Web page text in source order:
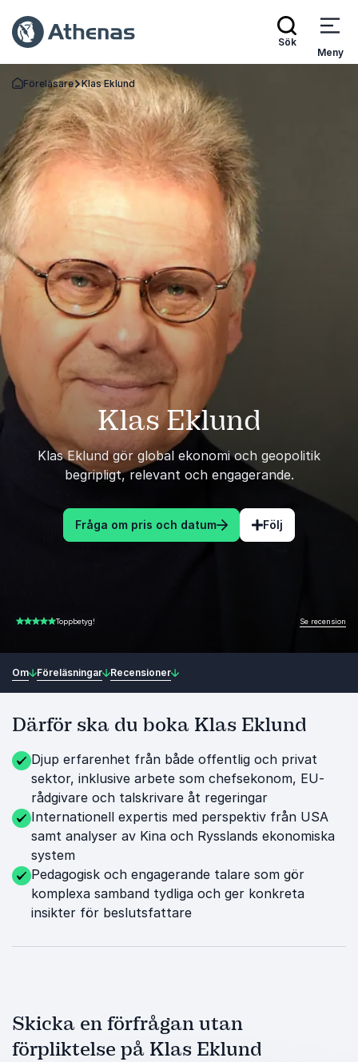
Sök
Meny
Gå tillbaka till startsidan
Föreläsare Klas Eklund
Klas Eklund
Klas Eklund gör global ekonomi och geopolitik
begripligt, relevant och engagerande.
Fråga om pris och datum Följ
5.00 av 5 Toppbetyg! Se recension
Om Föreläsningar Recensioner
Därför ska du boka Klas Eklund
Djup erfarenhet från både offentlig och privat
sektor, inklusive arbete som chefsekonom, EU-
rådgivare och talskrivare åt regeringar
Internationell expertis med perspektiv från USA
samt analyser av Kina och Rysslands ekonomiska
system
Pedagogisk och engagerande talare som gör
komplexa samband tydliga och ger konkreta
insikter för beslutsfattare
Skicka en förfrågan utan
förpliktelse på Klas Eklund